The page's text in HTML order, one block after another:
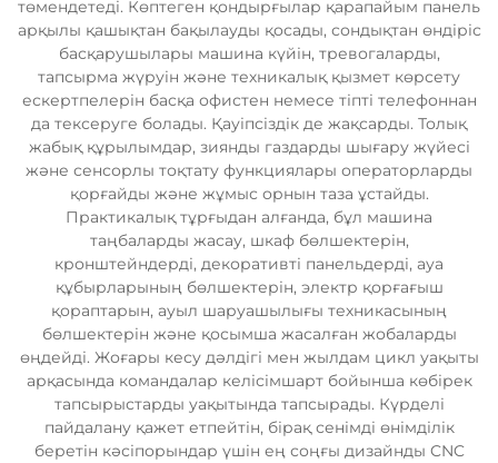
төмендетеді. Көптеген қондырғылар қарапайым панель
арқылы қашықтан бақылауды қосады, сондықтан өндіріс
басқарушылары машина күйін, тревогаларды,
тапсырма жүруін және техникалық қызмет көрсету
ескертпелерін басқа офистен немесе тіпті телефоннан
да тексеруге болады. Қауіпсіздік де жақсарды. Толық
жабық құрылымдар, зиянды газдарды шығару жүйесі
және сенсорлы тоқтату функциялары операторларды
қорғайды және жұмыс орнын таза ұстайды.
Практикалық тұрғыдан алғанда, бұл машина
таңбаларды жасау, шкаф бөлшектерін,
кронштейндерді, декоративті панельдерді, ауа
құбырларының бөлшектерін, электр қорғағыш
қораптарын, ауыл шаруашылығы техникасының
бөлшектерін және қосымша жасалған жобаларды
өңдейді. Жоғары кесу дәлдігі мен жылдам цикл уақыты
арқасында командалар келісімшарт бойынша көбірек
тапсырыстарды уақытында тапсырады. Күрделі
пайдалану қажет етпейтін, бірақ сенімді өнімділік
беретін кәсіпорындар үшін ең соңғы дизайнды CNC